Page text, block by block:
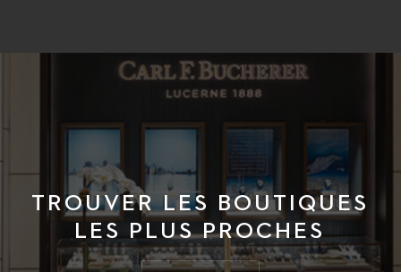
TROUVER LES BOUTIQUES
LES PLUS PROCHES